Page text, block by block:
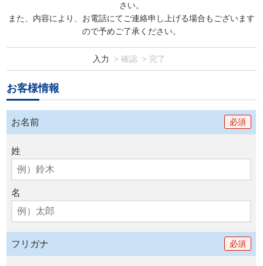
さい。
また、内容により、お電話にてご連絡申し上げる場合もございます
ので予めご了承ください。
入力 確認 完了
お客様情報
お名前 必須
姓
名
フリガナ 必須